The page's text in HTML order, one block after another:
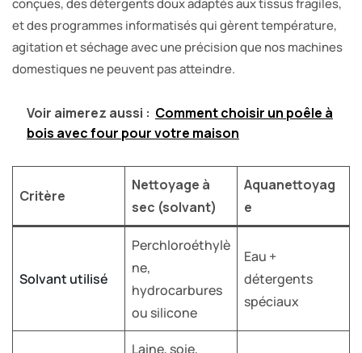
conçues, des détergents doux adaptés aux tissus fragiles,
et des programmes informatisés qui gèrent température,
agitation et séchage avec une précision que nos machines
domestiques ne peuvent pas atteindre.
Voir aimerez aussi : Comment choisir un poêle à
bois avec four pour votre maison
Critère
Nettoyage à
sec (solvant)
Aquanettoyag
e
Solvant utilisé
Perchloroéthylè
ne,
hydrocarbures
ou silicone
Eau +
détergents
spéciaux
Laine, soie,